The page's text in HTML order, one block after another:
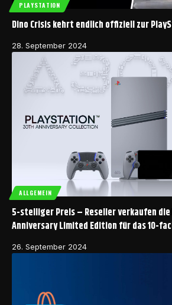
PLAYSTATION
Dino Crisis kehrt endlich offiziell zur
28. September 2024
ALLGEMEIN
5-stelliger Preis – Reseller verkaufen
Anniversary Limited Edition für das 10-
26. September 2024